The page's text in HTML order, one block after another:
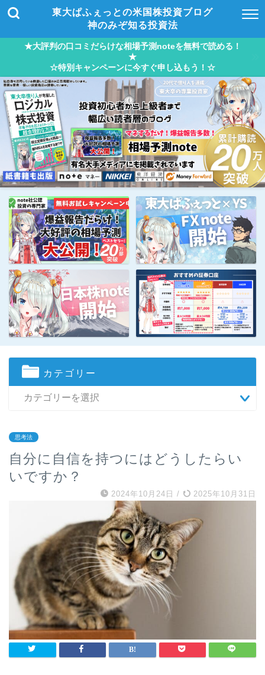
東大ぱふぇっとの米国株投資ブログ
神のみぞ知る投資法
★大評判の口コミだらけな相場予測noteを無料で読める！
★
☆特別キャンペーンに今すぐ申し込もう！☆
カテゴリー
思考法
自分に自信を持つにはどうしたらい
いですか？
2024年10月24日 / 2025年10月31日